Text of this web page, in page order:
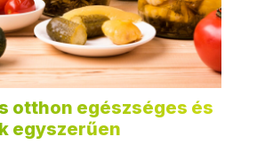
otthon egészséges és
egyszerűen